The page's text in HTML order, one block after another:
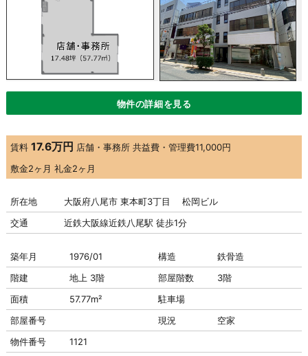
物件の詳細を見る
賃料 17.6万円 店舗・事務所 共益費・管理費11,000円
敷金2ヶ月 礼金2ヶ月
所在地
大阪府八尾市 東本町3丁目 松岡ビル
交通
近鉄大阪線近鉄八尾駅 徒歩1分
築年月 1976/01 構造
鉄骨造
階建
地上 3階 部屋階数
3階
面積
57.77m²
駐車場
部屋番号
現況
空家
物件番号
1121